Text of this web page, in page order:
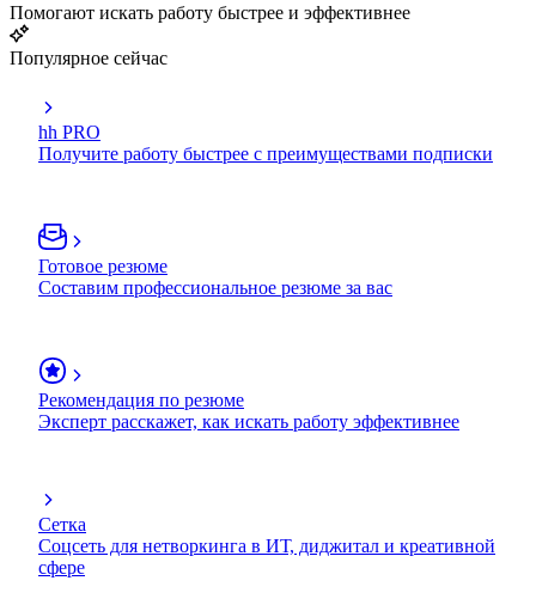
Помогают искать работу быстрее и эффективнее
Популярное сейчас
hh PRO
Получите работу быстрее с преимуществами подписки
Готовое резюме
Составим профессиональное резюме за вас
Рекомендация по резюме
Эксперт расскажет, как искать работу эффективнее
Сетка
Соцсеть для нетворкинга в ИТ, диджитал и креативной
сфере